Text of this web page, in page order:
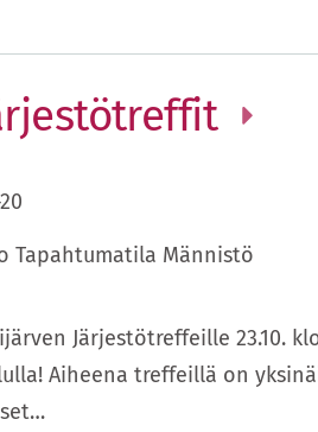
20
Tapahtumatila Männistö
Järjestötreffeille 23.10.
Aiheena treffeillä on